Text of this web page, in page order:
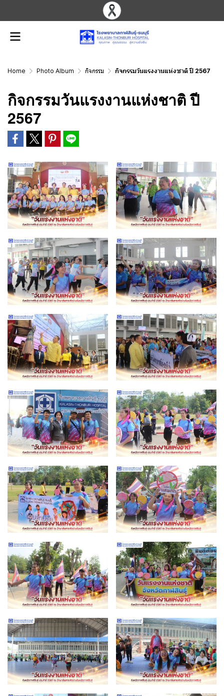
Home Photo Album กิจกรรม กิจกรรมวันแรงงานแห่งชาติ ปี 2567
กิจกรรมวันแรงงานแห่งชาติ ปี
2567